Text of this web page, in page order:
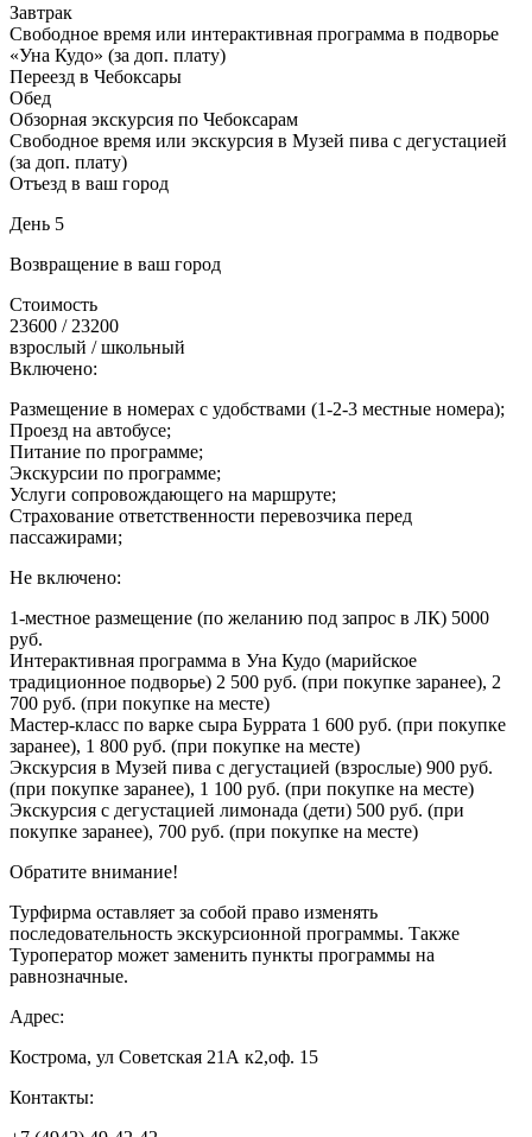
Завтрак
Свободное время или интерактивная программа в подворье
«Уна Кудо» (за доп. плату)
Переезд в Чебоксары
Обед
Обзорная экскурсия по Чебоксарам
Свободное время или экскурсия в Музей пива с дегустацией
(за доп. плату)
Отъезд в ваш город
День 5
Возвращение в ваш город
Стоимость
23600 / 23200
взрослый / школьный
Включено:
Размещение в номерах с удобствами (1-2-3 местные номера);
Проезд на автобусе;
Питание по программе;
Экскурсии по программе;
Услуги сопровождающего на маршруте;
Страхование ответственности перевозчика перед
пассажирами;
Не включено:
1-местное размещение (по желанию под запрос в ЛК) 5000
руб.
Интерактивная программа в Уна Кудо (марийское
традиционное подворье) 2 500 руб. (при покупке заранее), 2
700 руб. (при покупке на месте)
Мастер-класс по варке сыра Буррата 1 600 руб. (при покупке
заранее), 1 800 руб. (при покупке на месте)
Экскурсия в Музей пива с дегустацией (взрослые) 900 руб.
(при покупке заранее), 1 100 руб. (при покупке на месте)
Экскурсия с дегустацией лимонада (дети) 500 руб. (при
покупке заранее), 700 руб. (при покупке на месте)
Обратите внимание!
Турфирма оставляет за собой право изменять
последовательность экскурсионной программы. Также
Туроператор может заменить пункты программы на
равнозначные.
Адрес:
Кострома, ул Советская 21А к2,оф. 15
Контакты: